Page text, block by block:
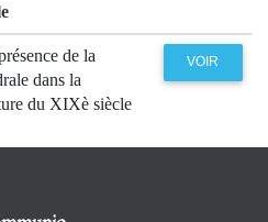
de la
dans la
du XIXè siècle
VOIR